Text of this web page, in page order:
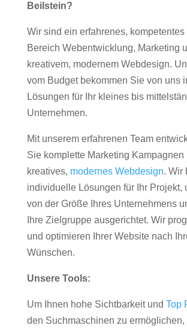
Beilstein?
Wir sind ein erfahrenes, kompetentes
Bereich Webentwicklung, Marketing
kreativem, modernem Webdesign.
vom Budget bekommen Sie von uns
Lösungen für Ihr kleines bis
Unternehmen.
Mit unserem erfahrenen Team
Sie komplette Marketing Kampagnen
kreatives, modernes Webdesign. Wir
individuelle Lösungen für Ihr Projekt,
von der Größe Ihres Unternehmens
Ihre Zielgruppe ausgerichtet. Wir
und optimieren Ihrer Website nach
Wünschen.
Unsere Tools:
Um Ihnen hohe Sichtbarkeit und Top
den Suchmaschinen zu ermöglichen,